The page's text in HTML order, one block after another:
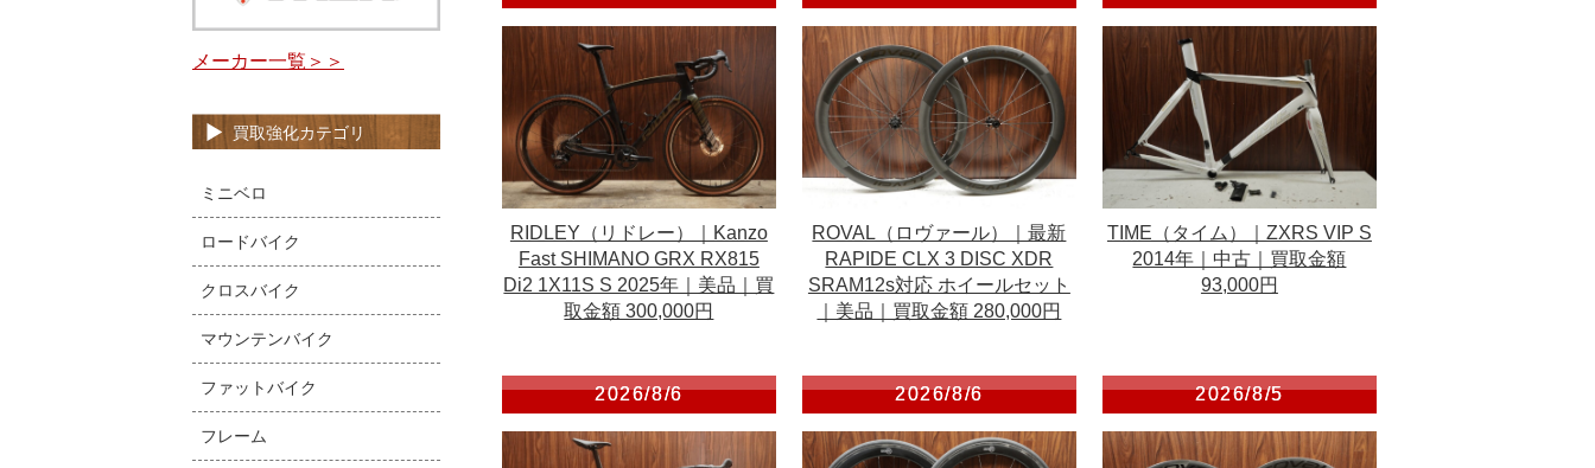
RIDLEY（リドレー）｜Kanzo
Fast SHIMANO GRX RX815
Di2 1X11S S 2025年｜美品｜買
取金額 300,000円
ROVAL（ロヴァール）｜最新
RAPIDE CLX 3 DISC XDR
SRAM12s対応 ホイールセット
｜美品｜買取金額 280,000円
TIME（タイム）｜ZXRS VIP S
2014年｜中古｜買取金額
93,000円
2026/8/6 2026/8/6 2026/8/5
メーカー一覧＞＞
買取強化カテゴリ
ミニベロ
ロードバイク
クロスバイク
マウンテンバイク
ファットバイク
フレーム